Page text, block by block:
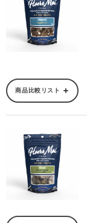
商品比較リスト